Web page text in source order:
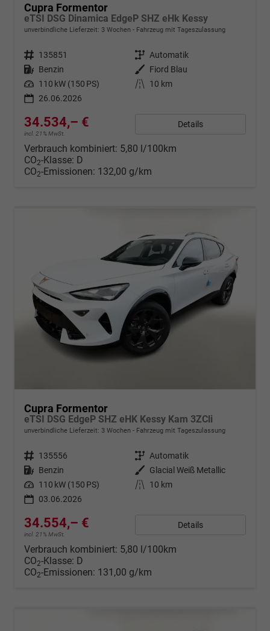
Cupra Formentor
eTSI DSG Dinamica EdgeP SHZ eHk Kessy
unverbindliche Lieferzeit: 3 Wochen Fahrzeug mit Tageszulassung
Fahrzeugnr. 135851 Getriebe Automatik
Kraftstoff Benzin Außenfarbe Fiord Blau
Leistung 110 kW (150 PS) Kilometerstand
10 km
26.06.2026
34.534,– €
incl. 21% MwSt.
Details
Verbrauch kombiniert: 5,80 l/100km
CO2-Klasse: D
CO2-Emissionen: 132,00 g/km
Cupra Formentor
eTSI DSG EdgeP SHZ eHK Kessy Kam 3ZCli
unverbindliche Lieferzeit: 3 Wochen Fahrzeug mit Tageszulassung
Fahrzeugnr. 135556 Getriebe Automatik
Kraftstoff Benzin Außenfarbe Glacial Weiß Metallic
Leistung 110 kW (150 PS) Kilometerstand
10 km
03.06.2026
34.554,– €
incl. 21% MwSt.
Details
Verbrauch kombiniert: 5,80 l/100km
CO2-Klasse: D
CO2-Emissionen: 131,00 g/km